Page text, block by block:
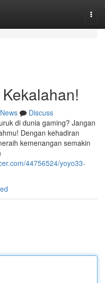
News
Discuss
di dunia gaming? Jangan
Dengan kehadiran
kemenangan semakin
44756524/yoyo33-